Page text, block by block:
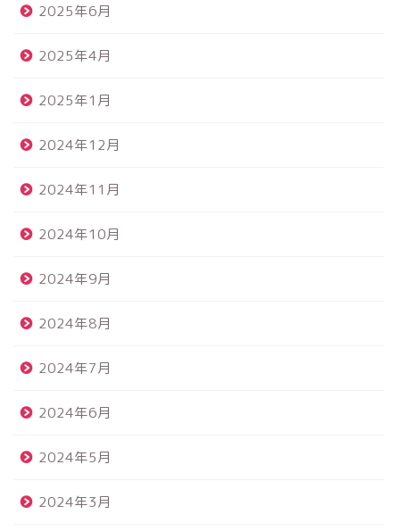
2025年6月
2025年4月
2025年1月
2024年12月
2024年11月
2024年10月
2024年9月
2024年8月
2024年7月
2024年6月
2024年5月
2024年3月